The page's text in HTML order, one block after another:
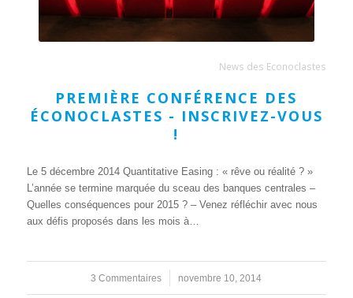
News des Econoclastes
PREMIÈRE CONFÉRENCE DES
ÉCONOCLASTES - INSCRIVEZ-VOUS
!
Le 5 décembre 2014 Quantitative Easing : « rêve ou réalité ? »
L’année se termine marquée du sceau des banques centrales –
Quelles conséquences pour 2015 ? – Venez réfléchir avec nous
aux défis proposés dans les mois à…
3 Commentaires
/ novembre 10, 2014